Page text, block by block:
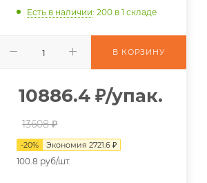
Есть в наличии: 200 в 1 складе
В КОРЗИНУ
10886.4 ₽/упак.
13608 ₽
-20% Экономия2721.6 ₽
100.8 руб/шт.